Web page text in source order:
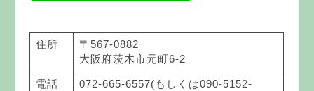
住所
〒567-0882
大阪府茨木市元町6-2
電話
072-665-6557(もしくは090-5152-